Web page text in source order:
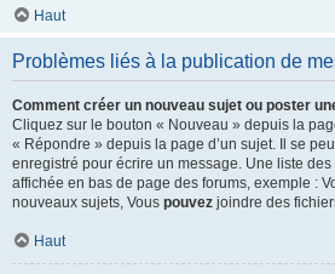
Haut
Problèmes liés à la publication de
Comment créer un nouveau sujet ou poster
Cliquez sur le bouton « Nouveau » depuis la
« Répondre » depuis la page d’un sujet. Il se
enregistré pour écrire un message. Une liste
affichée en bas de page des forums, exemple :
nouveaux sujets, Vous pouvez joindre des
Haut